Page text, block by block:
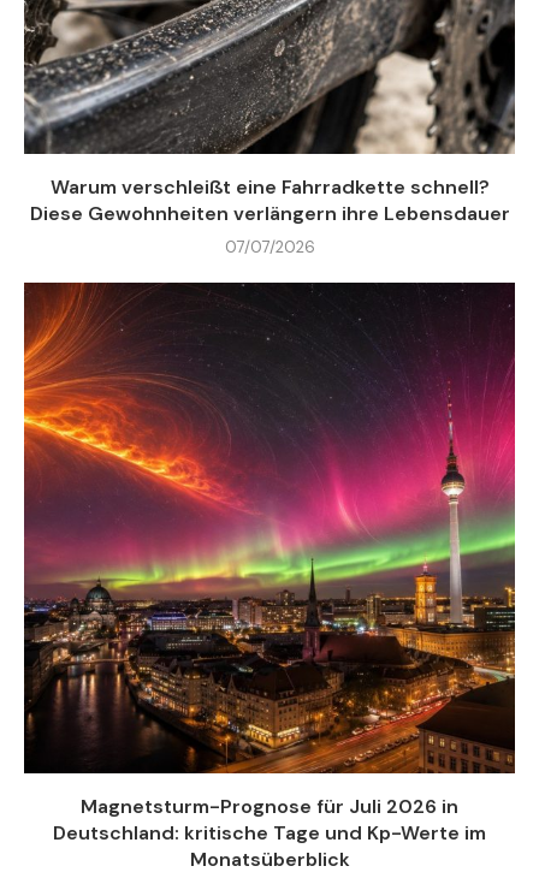
Warum verschleißt eine Fahrradkette schnell?
Diese Gewohnheiten verlängern ihre Lebensdauer
07/07/2026
Magnetsturm-Prognose für Juli 2026 in
Deutschland: kritische Tage und Kp-Werte im
Monatsüberblick